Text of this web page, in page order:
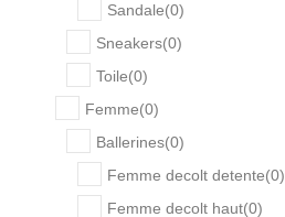
Sandale(0)
Sneakers(0)
Toile(0)
Femme(0)
Ballerines(0)
Femme decolt detente(0)
Femme decolt haut(0)